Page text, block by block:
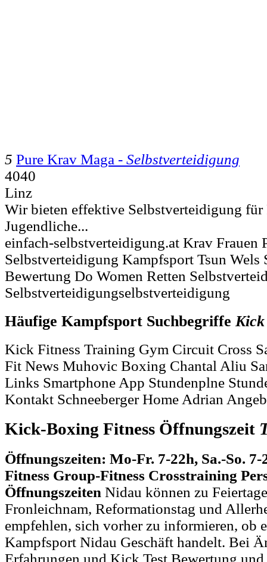
5 Pure Krav Maga - Selbstverteidigung
4040
Linz
Wir bieten effektive Selbstverteidigung für
Jugendliche...
einfach-selbstverteidigung.at Krav Frauen
Selbstverteidigung Kampfsport Tsun Wels
Bewertung Do Women Retten
Selbstverteidigungselbstverteidigung
Häufige Kampfsport Suchbegriffe Kick
Kick Fitness Training Gym Circuit Cross
Fit News Muhovic Boxing Chantal Aliu
Links Smartphone App Stundenplne
Kontakt Schneeberger Home Adrian
Kick-Boxing Fitness Öffnungszeit
Öffnungszeiten: Mo-Fr. 7-22h, Sa.-So. 7-
Fitness Group-Fitness Crosstraining
Öffnungszeiten Nidau können zu
Fronleichnam, Reformationstag und
empfehlen, sich vorher zu informieren, ob
Kampfsport Nidau Geschäft handelt. Bei